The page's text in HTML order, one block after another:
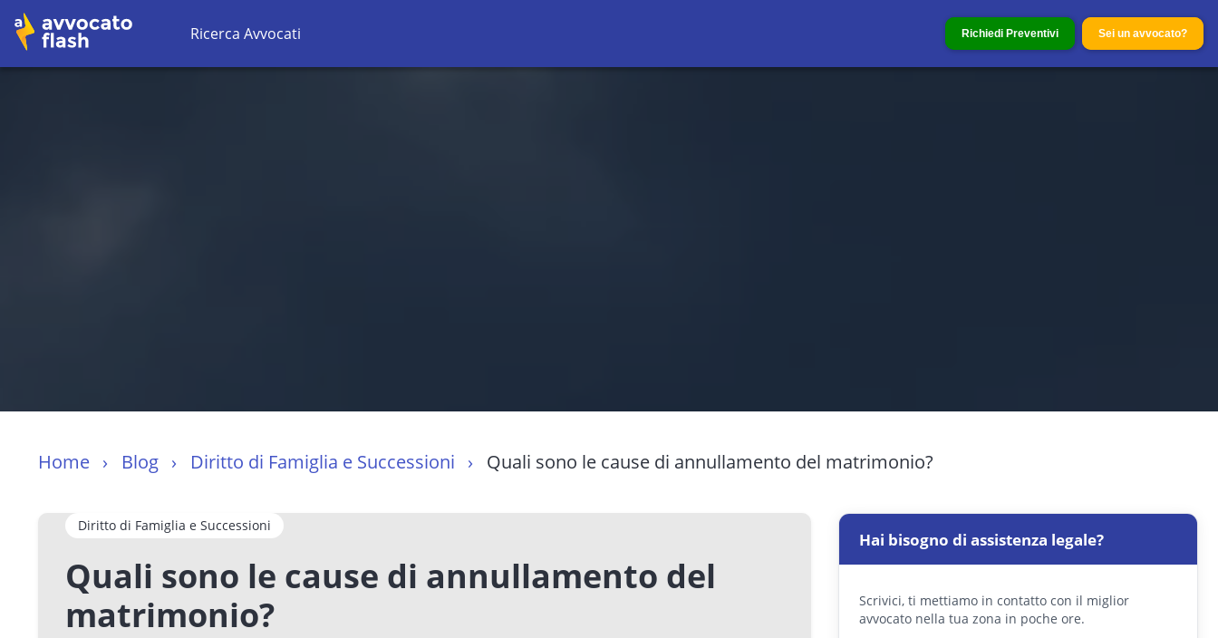
Ricerca Avvocati Richiedi Preventivi Sei un avvocato?
Home Blog Diritto di Famiglia e Successioni Quali sono le cause di annullamento del matrimonio?
Diritto di Famiglia e Successioni
Quali sono le cause di annullamento del
matrimonio?
Hai bisogno di assistenza legale?
Scrivici, ti mettiamo in contatto con il miglior
avvocato nella tua zona in poche ore.